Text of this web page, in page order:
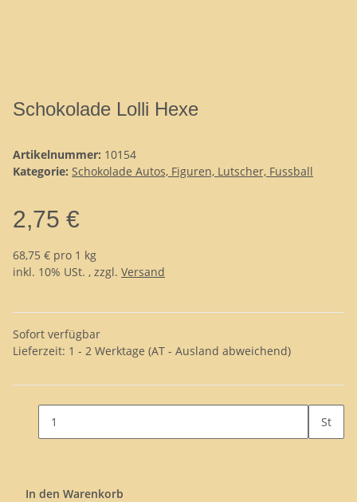
Schokolade Lolli Hexe
Artikelnummer: 10154
Kategorie: Schokolade Autos, Figuren, Lutscher, Fussball
2,75 €
68,75 € pro 1 kg
inkl. 10% USt. , zzgl. Versand
Sofort verfügbar
Lieferzeit: 1 - 2 Werktage (AT - Ausland abweichend)
St
In den Warenkorb